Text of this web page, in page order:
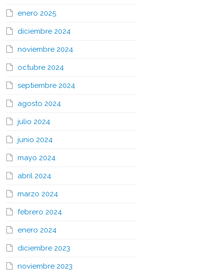
enero 2025
diciembre 2024
noviembre 2024
octubre 2024
septiembre 2024
agosto 2024
julio 2024
junio 2024
mayo 2024
abril 2024
marzo 2024
febrero 2024
enero 2024
diciembre 2023
noviembre 2023